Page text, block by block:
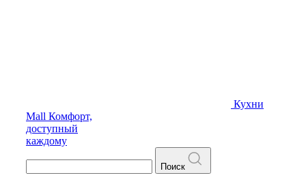
Кухни
Mall Комфорт,
доступный
каждому
Поиск